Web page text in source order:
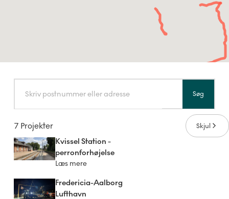
Søg
7 Projekter Skjul
Kvissel Station -
perronforhøjelse
Læs mere
Fredericia-Aalborg
Lufthavn